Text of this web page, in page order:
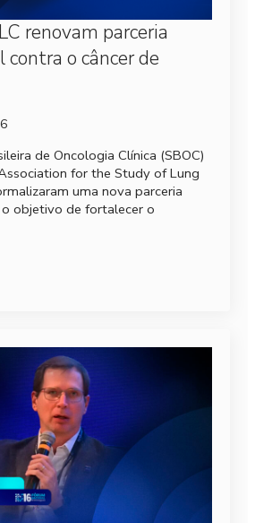
renovam parceria
o câncer de
de Oncologia Clínica (SBOC)
for the Study of Lung
uma nova parceria
objetivo de fortalecer o